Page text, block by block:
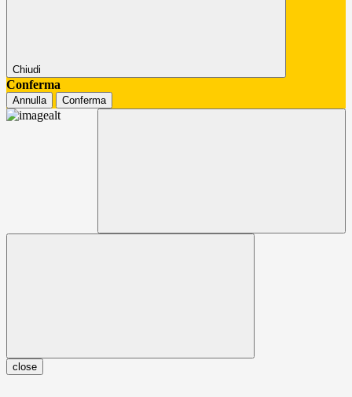
Chiudi
Conferma
Annulla Conferma
close